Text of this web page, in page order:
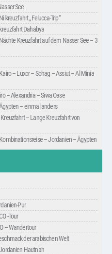
See
„Felucca-Trip“
Dahabya
Kreuzfahrt auf dem Nasser See – 3
– Luxor – Sohag – Assiut – Al Minia
– Alexandria – Siwa Oase
– einmal anders
– Lange Kreuzfahrt von
– Jordanien – Ägypten
Pur
-Tour
– Wandertour
der arabischen Welt
Hautnah